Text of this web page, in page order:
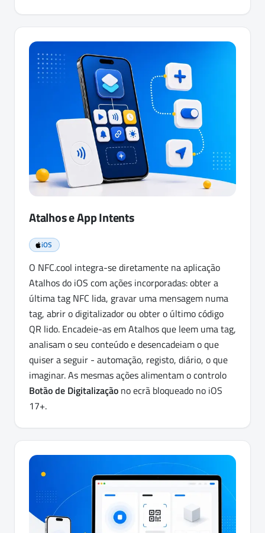
Atalhos e App Intents
iOS
O NFC.cool integra-se diretamente na aplicação
Atalhos do iOS com ações incorporadas: obter a
última tag NFC lida, gravar uma mensagem numa
tag, abrir o digitalizador ou obter o último código
QR lido. Encadeie-as em Atalhos que leem uma tag,
analisam o seu conteúdo e desencadeiam o que
quiser a seguir - automação, registo, diário, o que
imaginar. As mesmas ações alimentam o controlo
Botão de Digitalização no ecrã bloqueado no iOS
17+.